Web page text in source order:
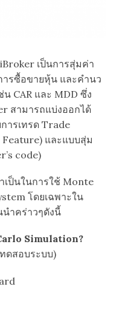
เป็นการสุ่มค่า
ารซื้อขายหุ้น และคำนว
น CAR และ MDDซึ่ง
สามารถแบ่งออกได้
ารเทรด Trade
Feature) และแบบสุ่ม
code)
เป็นในการใช้ Monte
โดยเฉพาะใน
ำคร่าวๆดังนี้
Simulation?
ดสอบระบบ)